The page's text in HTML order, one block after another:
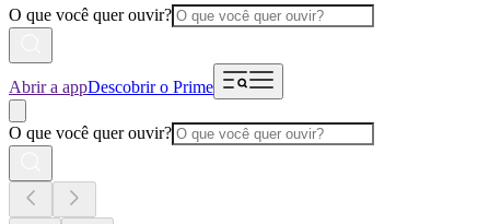
O que você quer ouvir?
Abrir a appDescobrir o Prime
O que você quer ouvir?